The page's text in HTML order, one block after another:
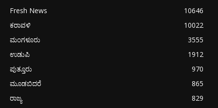
Fresh News
10646
ಕರಾವಳಿ
10022
ಮಂಗಳೂರು
3555
ಉಡುಪಿ
1912
ಪುತ್ತೂರು
970
ಮೂಡಬಿದರೆ
865
ರಾಜ್ಯ
829